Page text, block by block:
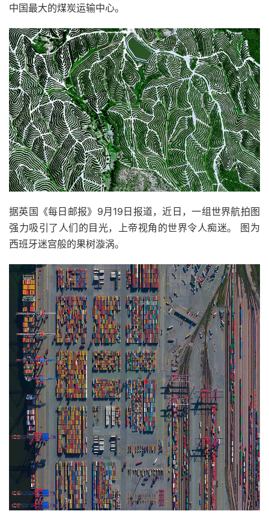
中国最大的煤炭运输中心。
据英国《每日邮报》9月19日报道，近日，一组世界航拍图
强力吸引了人们的目光，上帝视角的世界令人痴迷。 图为
西班牙迷宫般的果树漩涡。